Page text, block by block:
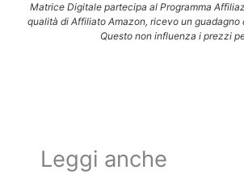
Matrice Digitale partecipa al Programma
qualità di Affiliato Amazon, ricevo un guadagno
Questo non influenza i prezzi
Leggi anche